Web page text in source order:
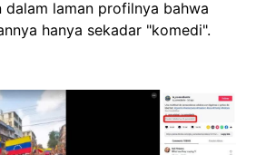
dalam laman profilnya bahwa
hanya sekadar "komedi".